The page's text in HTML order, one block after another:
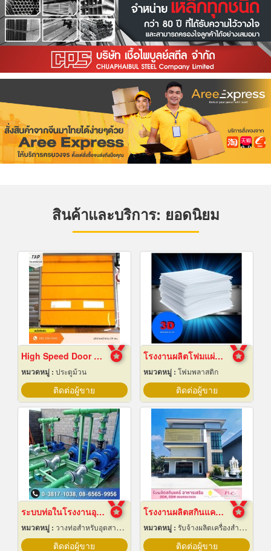
สินค้าและบริการ: ยอดนิยม
High Speed Door สมุทรปราการ
หมวดหมู่ : ประตูม้วน
ติดต่อผู้ขาย
โรงงานผลิตโฟมแผ่นเกรด A ชลบุรี
หมวดหมู่ : โฟมพลาสติก
ติดต่อผู้ขาย
ระบบท่อในโรงงานอุตสาหกรรม
หมวดหมู่ : วางท่อสำหรับอุตสาหกรรมท่อ
ติดต่อผู้ขาย
โรงงานผลิตสกินแคร์ นครปฐม
หมวดหมู่ : รับจ้างผลิตเครื่องสำอาง
ติดต่อผู้ขาย